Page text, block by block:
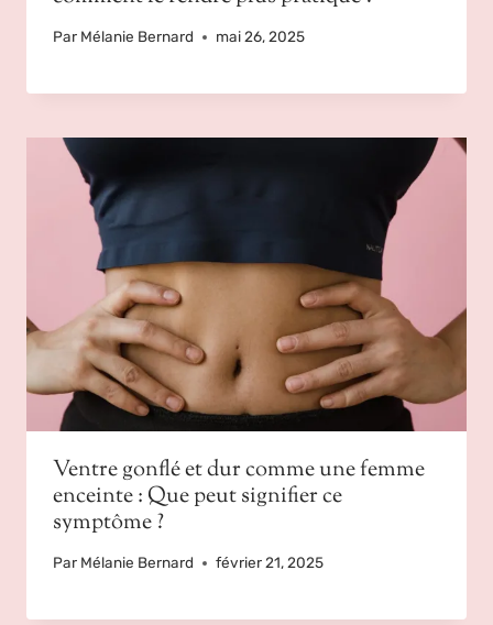
Par Mélanie Bernard mai 26, 2025
Ventre gonflé et dur comme une femme
enceinte : Que peut signifier ce
symptôme ?
Par Mélanie Bernard février 21, 2025